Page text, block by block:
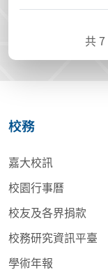
共7
校務
嘉大校訊
校園行事曆
校友及各界捐款
校務研究資訊平臺
學術年報